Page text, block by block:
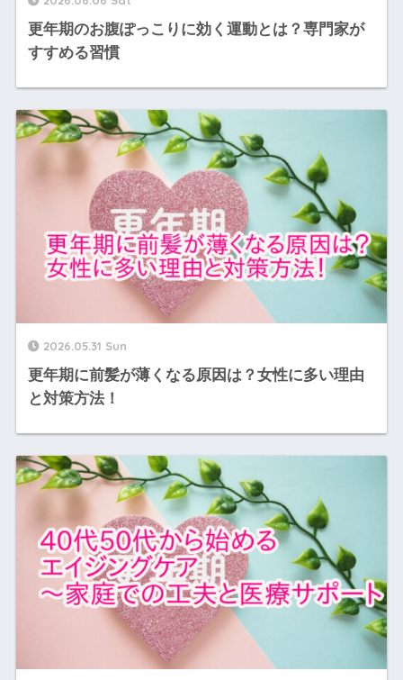
更年期のお腹ぽっこりに効く運動とは？専門家が
すすめる習慣
2026.05.31 Sun
更年期に前髪が薄くなる原因は？女性に多い理由
と対策方法！